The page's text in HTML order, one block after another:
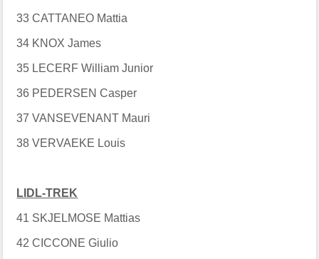
33 CATTANEO Mattia
34 KNOX James
35 LECERF William Junior
36 PEDERSEN Casper
37 VANSEVENANT Mauri
38 VERVAEKE Louis
LIDL-TREK
41 SKJELMOSE Mattias
42 CICCONE Giulio